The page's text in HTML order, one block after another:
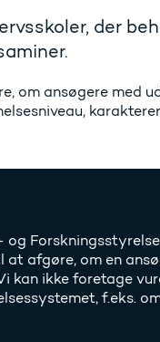
der
om ansøgere med
afgøre, om en
kan ikke foretage
f.eks.